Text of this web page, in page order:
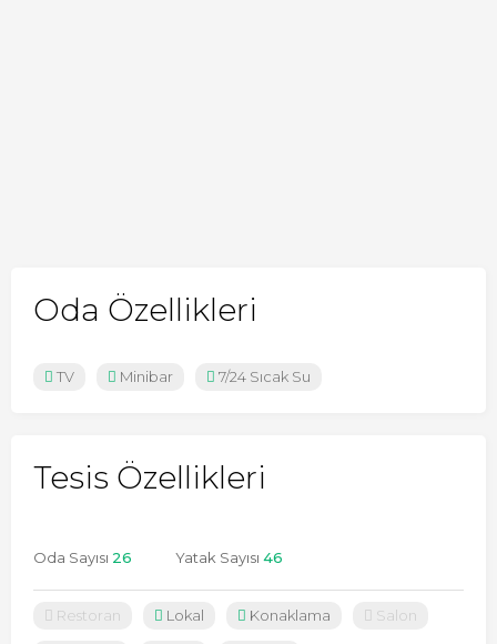
Oda Özellikleri
TV Minibar 7/24 Sıcak Su
Tesis Özellikleri
Oda Sayısı 26 Yatak Sayısı 46
Restoran Lokal Konaklama Salon